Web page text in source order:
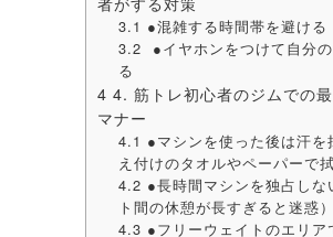
3.1 ●混雑する時間帯を避ける
3.2 ●イヤホンをつけて自分
る
4 4. 筋トレ初心者のジムでの
マナー
4.1 ●マシンを使った後は汗を
え付けのタオルやペーパーで拭
4.2 ●長時間マシンを独占しな
ト間の休憩が長すぎると迷惑）
4.3 ●フリーウェイトのエリア